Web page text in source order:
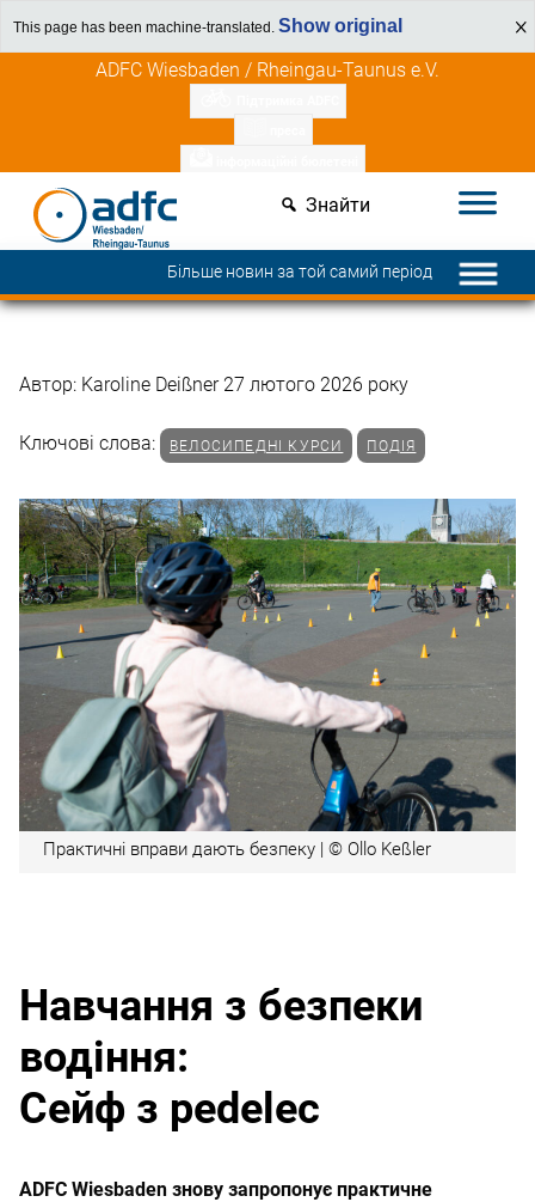
This page has been machine-translated. Show original
Відкрийте для себе переваги членів
ADFC Wiesbaden / Rheingau-Taunus e.V.
Знайти
Більше новин за той самий період
Автор: Karoline Deißner 27 лютого 2026 року
Ключові слова: ВЕЛОСИПЕДНІ КУРСИ ПОДІЯ
Практичні вправи дають безпеку | © Ollo Keßler
Навчання з безпеки
водіння:
Сейф з pedelec
ADFC Wiesbaden знову запропонує практичне